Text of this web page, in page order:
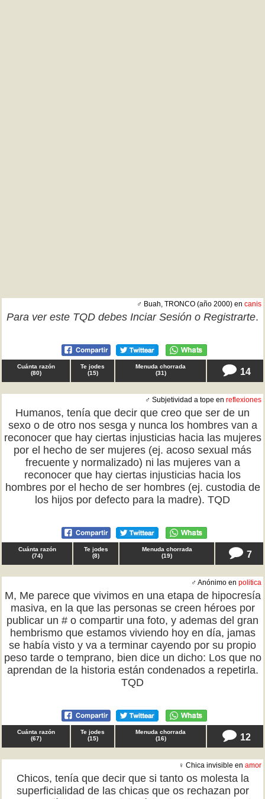
♂ Buah, TRONCO (año 2000) en canis
Para ver este TQD debes Inciar Sesión o Registrarte.
Cuánta razón
(80)
Te jodes
(15)
Menuda chorrada
(31) 14
♂ Subjetividad a tope en reflexiones
Humanos, tenía que decir que creo que ser de un
sexo o de otro nos sesga y nunca los hombres van a
reconocer que hay ciertas injusticias hacia las mujeres
por el hecho de ser mujeres (ej. acoso sexual más
frecuente y normalizado) ni las mujeres van a
reconocer que hay ciertas injusticias hacia los
hombres por el hecho de ser hombres (ej. custodia de
los hijos por defecto para la madre). TQD
Cuánta razón
(74)
Te jodes
(8)
Menuda chorrada
(19) 7
♂ Anónimo en politica
M, Me parece que vivimos en una etapa de hipocresía
masiva, en la que las personas se creen héroes por
publicar un # o compartir una foto, y ademas del gran
hembrismo que estamos viviendo hoy en día, jamas
se había visto y va a terminar cayendo por su propio
peso tarde o temprano, bien dice un dicho: Los que no
aprendan de la historia están condenados a repetirla.
TQD
Cuánta razón
(67)
Te jodes
(15)
Menuda chorrada
(16) 12
♀ Chica invisible en amor
Chicos, tenía que decir que si tanto os molesta la
superficialidad de las chicas que os rechazan por